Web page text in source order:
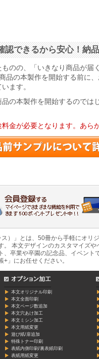
認できるから安心！納
ものの、「いきなり商品が
品の本製作を開始する前に
ます。
の本製作を開始するのでは
金が必要となります。あら
ス）」とは、50冊から手軽にオ
。 本文デザインのカスタマイズ
、卒業や卒園の記念品、イベン
+」にお任せください。
本文オリジナル印刷
本文全面印刷
本文ページ数追加
本文穴あけ加工
本文ミシン加工
本文用紙変更
遊び紙/扉追加
特殊トナー印刷
表紙内側印刷/裏表紙印刷
表紙用紙変更